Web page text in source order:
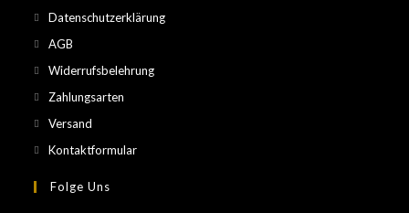
Datenschutzerklärung
AGB
Widerrufsbelehrung
Zahlungsarten
Versand
Kontaktformular
Folge Uns